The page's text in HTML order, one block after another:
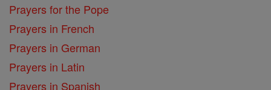
Prayers for the Pope
Prayers in French
Prayers in German
Prayers in Latin
Prayers in Spanish